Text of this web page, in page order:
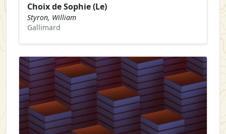
Choix de Sophie (Le)
Styron, William
Gallimard